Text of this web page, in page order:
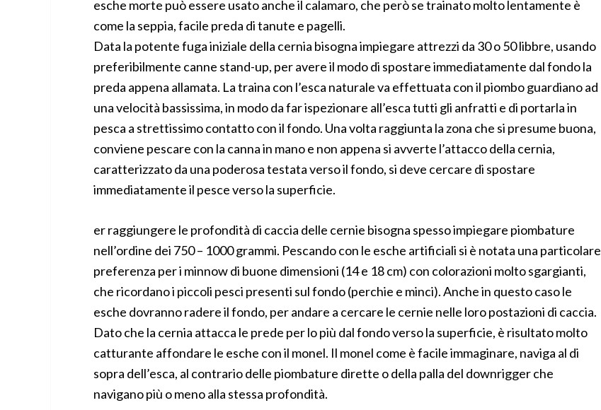
esche morte può essere usato anche il calamaro, che però se trainato molto lentamente è
come la seppia, facile preda di tanute e pagelli.
Data la potente fuga iniziale della cernia bisogna impiegare attrezzi da 30 o 50 libbre, usando
preferibilmente canne stand-up, per avere il modo di spostare immediatamente dal fondo la
preda appena allamata. La traina con l’esca naturale va effettuata con il piombo guardiano ad
una velocità bassissima, in modo da far ispezionare all’esca tutti gli anfratti e di portarla in
pesca a strettissimo contatto con il fondo. Una volta raggiunta la zona che si presume buona,
conviene pescare con la canna in mano e non appena si avverte l’attacco della cernia,
caratterizzato da una poderosa testata verso il fondo, si deve cercare di spostare
immediatamente il pesce verso la superficie.
er raggiungere le profondità di caccia delle cernie bisogna spesso impiegare piombature
nell’ordine dei 750 – 1000 grammi. Pescando con le esche artificiali si è notata una particolare
preferenza per i minnow di buone dimensioni (14 e 18 cm) con colorazioni molto sgargianti,
che ricordano i piccoli pesci presenti sul fondo (perchie e minci). Anche in questo caso le
esche dovranno radere il fondo, per andare a cercare le cernie nelle loro postazioni di caccia.
Dato che la cernia attacca le prede per lo più dal fondo verso la superficie, è risultato molto
catturante affondare le esche con il monel. Il monel come è facile immaginare, naviga al di
sopra dell’esca, al contrario delle piombature dirette o della palla del downrigger che
navigano più o meno alla stessa profondità.